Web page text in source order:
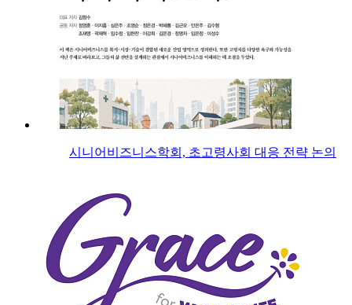
시니어비즈니스학회, 초고령사회 대응 전략 논의